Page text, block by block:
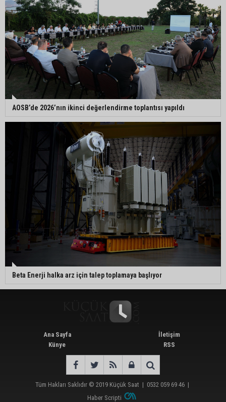
AOSB’de 2026’nın ikinci değerlendirme toplantısı yapıldı
Beta Enerji halka arz için talep toplamaya başlıyor
Ana Sayfa
Künye
İletişim
RSS
Tüm Hakları Saklıdır © 2019 Küçük Saat | 0532 059 69 46 |
Haber Scripti